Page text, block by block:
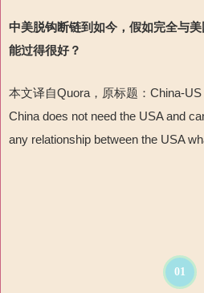
中美脱钩断链到如今，假如完全与
能过得很好？
本文译自Quora ，原标题： China-
China does not need the USA and
any relationship between the USA
01